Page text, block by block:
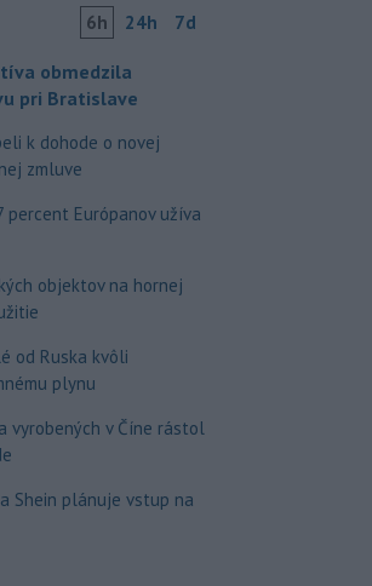
6h 24h 7d
obmedzila
pri Bratislave
k dohode o novej
zmluve
percent Európanov užíva
objektov na hornej
od Ruska kvôli
plynu
vyrobených v Číne rástol
Shein plánuje vstup na